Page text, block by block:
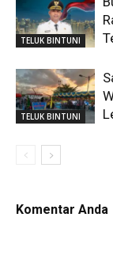
TELUK BINTUNI
TELUK BINTUNI
Komentar Anda